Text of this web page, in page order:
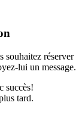
souhaitez réserver
lui un message.
succès!
tard.